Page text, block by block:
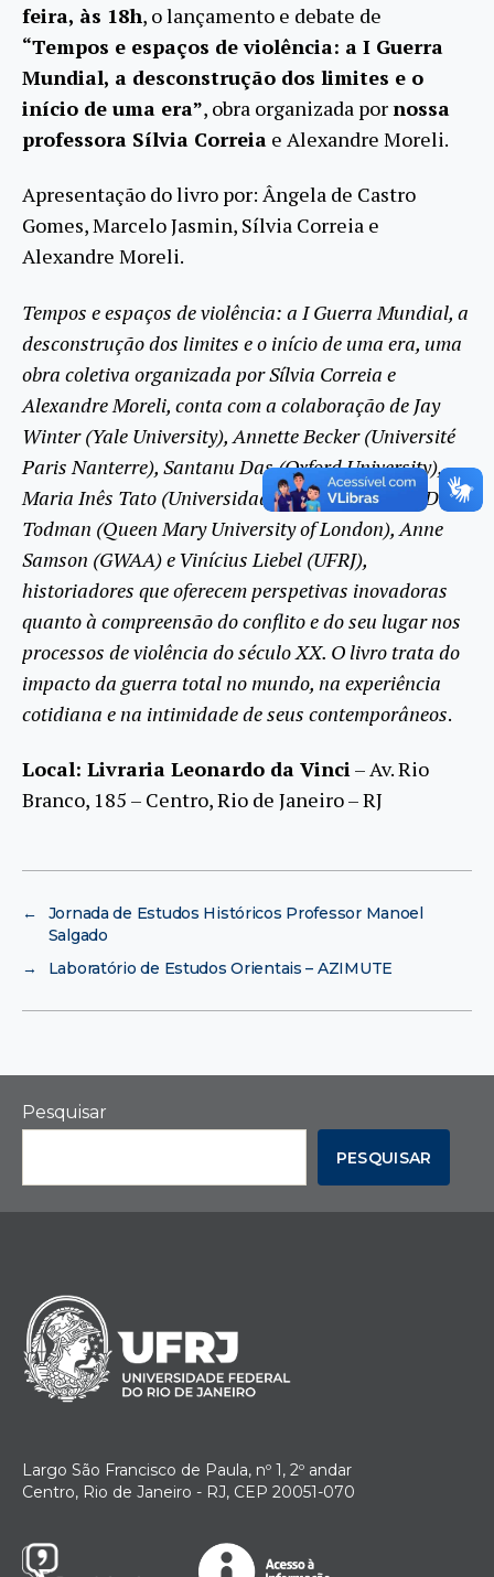
feira, às 18h, o lançamento e debate de
“Tempos e espaços de violência: a I Guerra
Mundial, a desconstrução dos limites e o
início de uma era”, obra organizada pornossa
professora Sílvia Correia e Alexandre Moreli.
Apresentação do livro por: Ângela de Castro
Gomes, Marcelo Jasmin, Sílvia Correia e
Alexandre Moreli.
Tempos e espaços de violência: a I Guerra Mundial, a
desconstrução dos limites e o início de uma era, uma
obra coletiva organizada por Sílvia Correia e
Alexandre Moreli, conta com a colaboração de Jay
Winter (Yale University), Annette Becker (Université
Paris Nanterre), Santanu Das (Oxford University),
Maria Inês Tato (Universidad de Buenos Aires), Dan
Todman (Queen Mary University of London), Anne
Samson (GWAA) e Vinícius Liebel (UFRJ),
historiadores que oferecem perspetivas inovadoras
quanto à compreensão do conflito e do seu lugar nos
processos de violência do século XX. O livro trata do
impacto da guerra total no mundo, na experiência
cotidiana e na intimidade de seus contemporâneos.
Local: Livraria Leonardo da Vinci– Av. Rio
Branco, 185 – Centro, Rio de Janeiro – RJ
←
Jornada de Estudos Históricos Professor Manoel
Salgado
→
Laboratório de Estudos Orientais – AZIMUTE
Pesquisar
PESQUISAR
Largo São Francisco de Paula, nº 1, 2º andar
Centro, Rio de Janeiro - RJ, CEP 20051-070